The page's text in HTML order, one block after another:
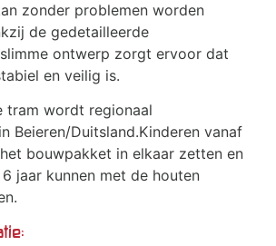
zonder problemen worden
de gedetailleerde
ontwerp zorgt ervoor dat
en veilig is.
tram wordt regionaal
Beieren/Duitsland.Kinderen vanaf
bouwpakket in elkaar zetten en
jaar kunnen met de houten